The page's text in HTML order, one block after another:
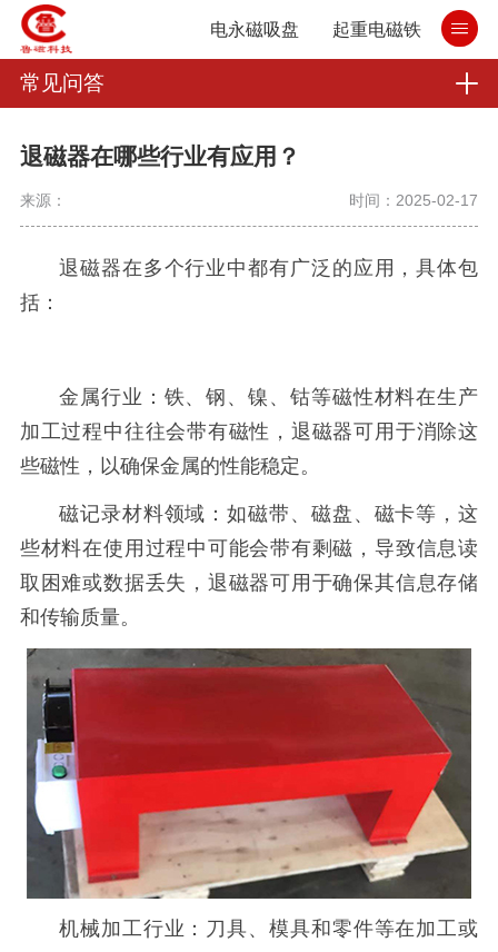
电永磁吸盘 起重电磁铁
常见问答
退磁器在哪些行业有应用？
来源： 时间：2025-02-17
退磁器在多个行业中都有广泛的应用，具体包
括：
金属行业：铁、钢、镍、钴等磁性材料在生产
加工过程中往往会带有磁性，退磁器可用于消除这
些磁性，以确保金属的性能稳定。
磁记录材料领域：如磁带、磁盘、磁卡等，这
些材料在使用过程中可能会带有剩磁，导致信息读
取困难或数据丢失，退磁器可用于确保其信息存储
和传输质量。
机械加工行业：刀具、模具和零件等在加工或